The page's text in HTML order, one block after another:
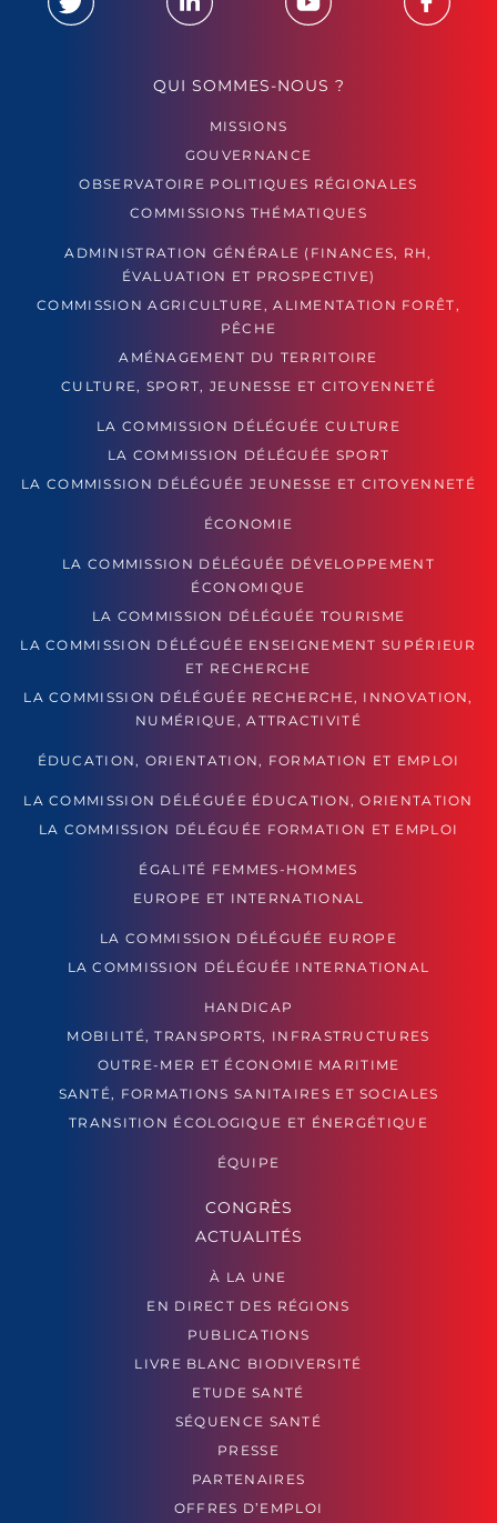
QUI SOMMES-NOUS ?
MISSIONS
GOUVERNANCE
OBSERVATOIRE POLITIQUES RÉGIONALES
COMMISSIONS THÉMATIQUES
ADMINISTRATION GÉNÉRALE (FINANCES, RH,
ÉVALUATION ET PROSPECTIVE)
COMMISSION AGRICULTURE, ALIMENTATION FORÊT,
PÊCHE
AMÉNAGEMENT DU TERRITOIRE
CULTURE, SPORT, JEUNESSE ET CITOYENNETÉ
LA COMMISSION DÉLÉGUÉE CULTURE
LA COMMISSION DÉLÉGUÉE SPORT
LA COMMISSION DÉLÉGUÉE JEUNESSE ET CITOYENNETÉ
ÉCONOMIE
LA COMMISSION DÉLÉGUÉE DÉVELOPPEMENT
ÉCONOMIQUE
LA COMMISSION DÉLÉGUÉE TOURISME
LA COMMISSION DÉLÉGUÉE ENSEIGNEMENT SUPÉRIEUR
ET RECHERCHE
LA COMMISSION DÉLÉGUÉE RECHERCHE, INNOVATION,
NUMÉRIQUE, ATTRACTIVITÉ
ÉDUCATION, ORIENTATION, FORMATION ET EMPLOI
LA COMMISSION DÉLÉGUÉE ÉDUCATION, ORIENTATION
LA COMMISSION DÉLÉGUÉE FORMATION ET EMPLOI
ÉGALITÉ FEMMES-HOMMES
EUROPE ET INTERNATIONAL
LA COMMISSION DÉLÉGUÉE EUROPE
LA COMMISSION DÉLÉGUÉE INTERNATIONAL
HANDICAP
MOBILITÉ, TRANSPORTS, INFRASTRUCTURES
OUTRE-MER ET ÉCONOMIE MARITIME
SANTÉ, FORMATIONS SANITAIRES ET SOCIALES
TRANSITION ÉCOLOGIQUE ET ÉNERGÉTIQUE
ÉQUIPE
CONGRÈS
ACTUALITÉS
À LA UNE
EN DIRECT DES RÉGIONS
PUBLICATIONS
LIVRE BLANC BIODIVERSITÉ
ETUDE SANTÉ
SÉQUENCE SANTÉ
PRESSE
PARTENAIRES
OFFRES D’EMPLOI